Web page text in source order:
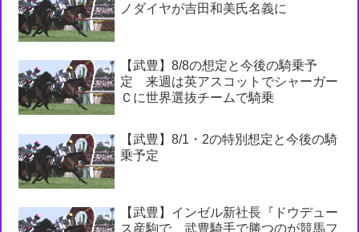
ノダイヤが吉田和美氏名義に
【武豊】8/8の想定と今後の騎乗予
定 来週は英アスコットでシャーガー
Ｃに世界選抜チームで騎乗
【武豊】8/1・2の特別想定と今後の騎
乗予定
【武豊】インゼル新社長『ドウデュー
ス産駒で、武豊騎手で勝つのが競馬フ